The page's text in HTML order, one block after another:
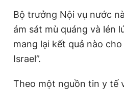
Bộ trưởng Nội vụ nước
ám sát mù quáng và lén
mang lại kết quả nào
Israel”.
Theo một nguồn tin y tế